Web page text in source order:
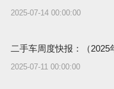
2025-07-14 00:00:00
二手车周度快报：（2025
2025-07-11 00:00:00